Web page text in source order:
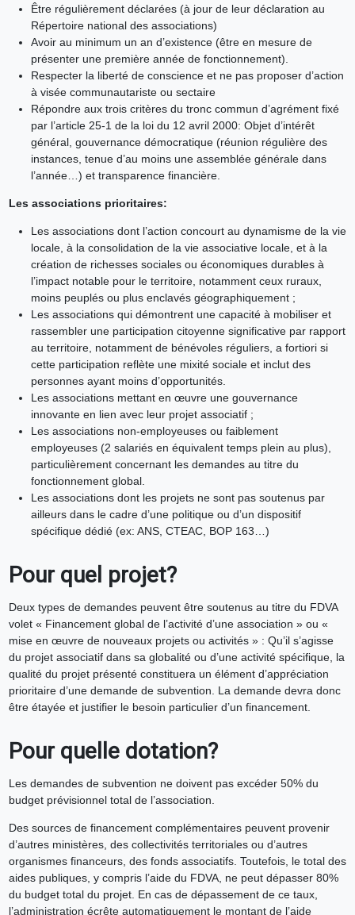
Être régulièrement déclarées (à jour de leur déclaration au
Répertoire national des associations)
Avoir au minimum un an d’existence (être en mesure de
présenter une première année de fonctionnement).
Respecter la liberté de conscience et ne pas proposer d’action
à visée communautariste ou sectaire
Répondre aux trois critères du tronc commun d’agrément fixé
par l’article 25-1 de la loi du 12 avril 2000: Objet d’intérêt
général, gouvernance démocratique (réunion régulière des
instances, tenue d’au moins une assemblée générale dans
l’année…) et transparence financière.
Les associations prioritaires:
Les associations dont l’action concourt au dynamisme de la vie
locale, à la consolidation de la vie associative locale, et à la
création de richesses sociales ou économiques durables à
l’impact notable pour le territoire, notamment ceux ruraux,
moins peuplés ou plus enclavés géographiquement ;
Les associations qui démontrent une capacité à mobiliser et
rassembler une participation citoyenne significative par rapport
au territoire, notamment de bénévoles réguliers, a fortiori si
cette participation reflète une mixité sociale et inclut des
personnes ayant moins d’opportunités.
Les associations mettant en œuvre une gouvernance
innovante en lien avec leur projet associatif ;
Les associations non-employeuses ou faiblement
employeuses (2 salariés en équivalent temps plein au plus),
particulièrement concernant les demandes au titre du
fonctionnement global.
Les associations dont les projets ne sont pas soutenus par
ailleurs dans le cadre d’une politique ou d’un dispositif
spécifique dédié (ex: ANS, CTEAC, BOP 163…)
Pour quel projet?
Deux types de demandes peuvent être soutenus au titre du FDVA
volet « Financement global de l’activité d’une association » ou «
mise en œuvre de nouveaux projets ou activités » : Qu’il s’agisse
du projet associatif dans sa globalité ou d’une activité spécifique, la
qualité du projet présenté constituera un élément d’appréciation
prioritaire d’une demande de subvention. La demande devra donc
être étayée et justifier le besoin particulier d’un financement.
Pour quelle dotation?
Les demandes de subvention ne doivent pas excéder 50% du
budget prévisionnel total de l’association.
Des sources de financement complémentaires peuvent provenir
d’autres ministères, des collectivités territoriales ou d’autres
organismes financeurs, des fonds associatifs. Toutefois, le total des
aides publiques, y compris l’aide du FDVA, ne peut dépasser 80%
du budget total du projet. En cas de dépassement de ce taux,
l’administration écrête automatiquement le montant de l’aide